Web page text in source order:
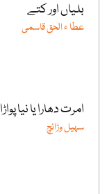
بلیاں اور کتے
عطا ء الحق قاسمی
امرت دھارا یا نیا پواڑا
سہیل وڑائچ